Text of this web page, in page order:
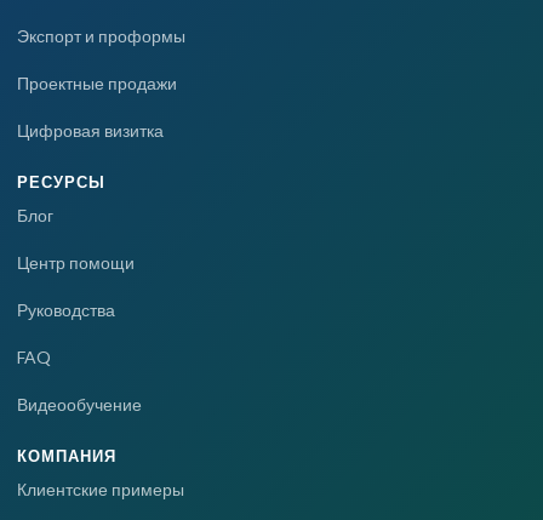
Экспорт и проформы
Проектные продажи
Цифровая визитка
РЕСУРСЫ
Блог
Центр помощи
Руководства
FAQ
Видеообучение
КОМПАНИЯ
Клиентские примеры